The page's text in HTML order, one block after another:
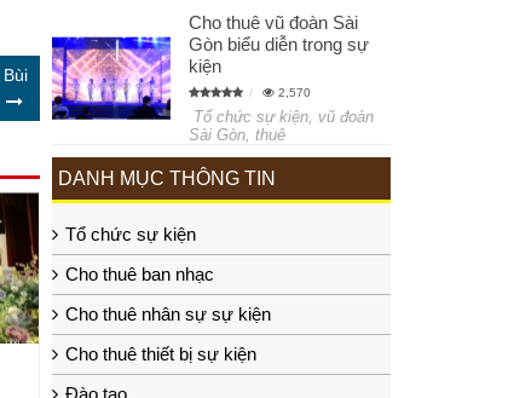
Cho thuê vũ đoàn Sài
Gòn biểu diễn trong sự
kiện
2,570
Tổ chức sự kiện, vũ đoàn
Sài Gòn, thuê
DANH MỤC THÔNG TIN
Tổ chức sự kiện
Cho thuê ban nhạc
Cho thuê nhân sự sự kiện
Cho thuê thiết bị sự kiện
Đào tạo